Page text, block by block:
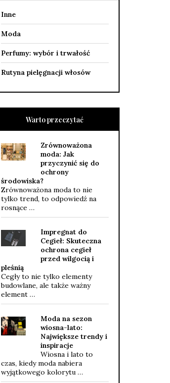
Inne
Moda
Perfumy: wybór i trwałość
Rutyna pielęgnacji włosów
Warto przeczytać
Zrównoważona
moda: Jak
przyczynić się do
ochrony
środowiska?
Zrównoważona moda to nie
tylko trend, to odpowiedź na
rosnące …
Impregnat do
Cegieł: Skuteczna
ochrona cegieł
przed wilgocią i
pleśnią
Cegły to nie tylko elementy
budowlane, ale także ważny
element …
Moda na sezon
wiosna-lato:
Największe trendy i
inspiracje
Wiosna i lato to
czas, kiedy moda nabiera
wyjątkowego kolorytu …